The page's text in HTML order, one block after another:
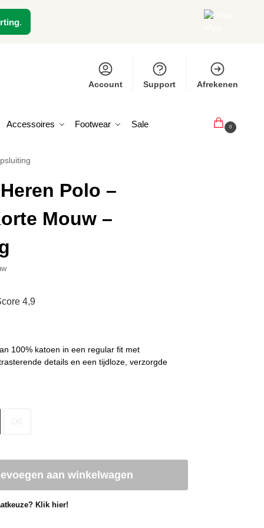
.
Account Support Afrekenen
Accessoires Footwear Sale 0
Polo –
Mouw –
4,9
100% katoen in een regular fit met
details en een tijdloze, verzorgde
aan winkelwagen
Klik hier!